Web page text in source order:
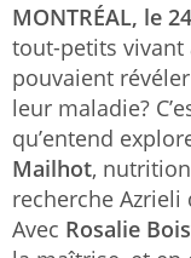
MONTRÉAL, le
tout-petits vivant
pouvaient
leur maladie?
qu’entend
Mailhot,
recherche Azrieli
Avec Rosalie